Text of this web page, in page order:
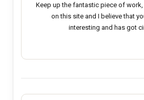
Keep up the fantastic piece of
on this site and I believe that
interesting and has got